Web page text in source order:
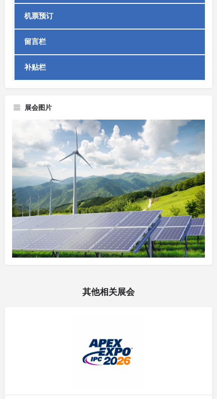
机票预订
留言栏
补贴栏
展会图片
其他相关展会